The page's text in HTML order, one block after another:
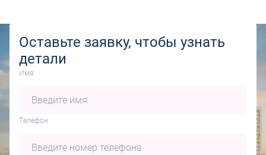
Оставьте заявку, чтобы узнать
детали
Имя
Tелефон